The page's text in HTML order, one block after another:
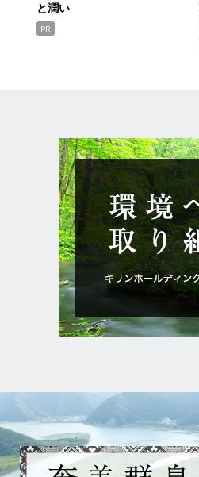
と潤い
PR